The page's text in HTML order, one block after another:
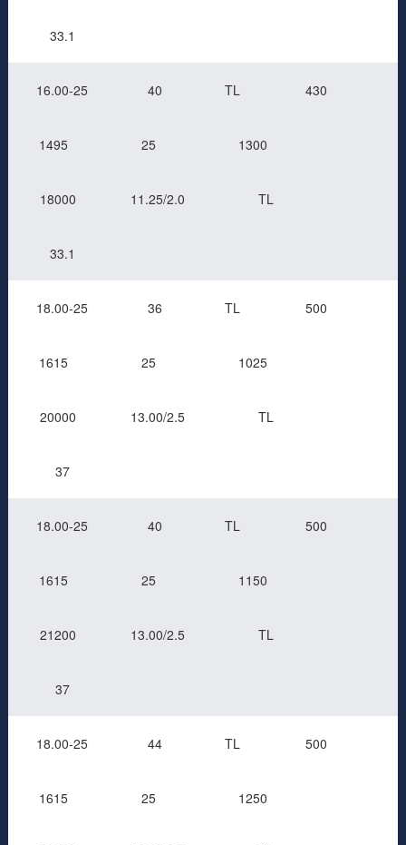
33.1
16.00-25 40 TL 430
1495 25 1300
18000 11.25/2.0 TL
33.1
18.00-25 36 TL 500
1615 25 1025
20000 13.00/2.5 TL
37
18.00-25 40 TL 500
1615 25 1150
21200 13.00/2.5 TL
37
18.00-25 44 TL 500
1615 25 1250